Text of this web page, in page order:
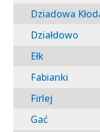
Dziadowa
Działdowo
Ełk
Fabianki
Firlej
Gać